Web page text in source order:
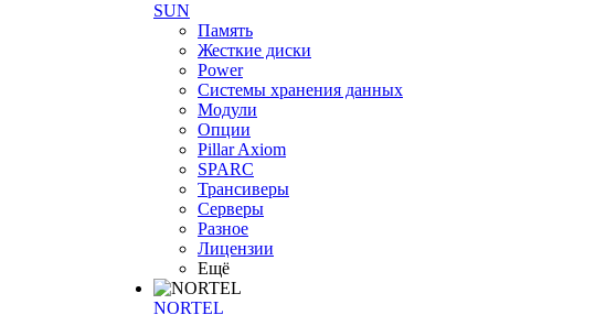
SUN
Память
Жесткие диски
Power
Системы хранения данных
Модули
Опции
Pillar Axiom
SPARC
Трансиверы
Серверы
Разное
Лицензии
Ещё
NORTEL